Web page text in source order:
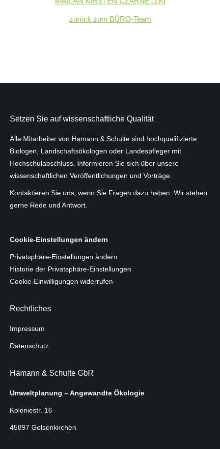
zurück zum BÜRO-Team
Setzen Sie auf wissenschaftliche Qualität
Alle Mitarbeiter von Hamann & Schulte sind hochqualifizierte
Biologen, Landschaftsökologen oder Landespfleger mit
Hochschulab­schluss. Informieren Sie sich über unsere
wissenschaftlichen Veröffentlichungen und Vorträge.
Kontaktieren Sie uns, wenn Sie Fragen dazu haben. Wir stehen
gerne Rede und Antwort.
Cookie-Einstellungen ändern
Privatsphäre-Einstellungen ändern
Historie der Privatsphäre-Einstellungen
Cookie-Einwilligungen widerrufen
Rechtliches
Impressum
Datenschutz
Hamann & Schulte GbR
Umweltplanung – Angewandte Ökologie
Koloniestr. 16
45897 Gelsenkirchen